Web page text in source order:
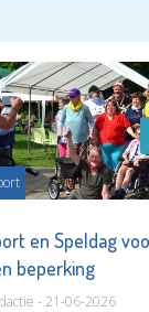
en Speldag
beperking
- 21-06-2026